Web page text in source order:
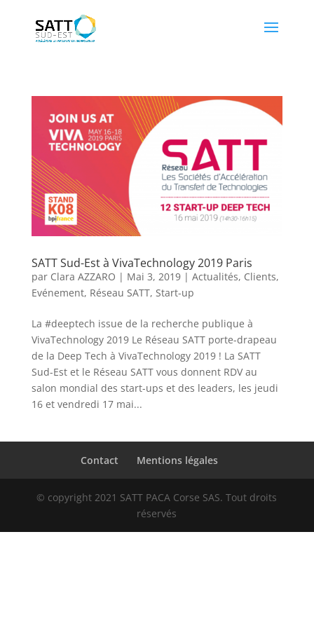
SATT Sud-Est à VivaTechnology 2019 Paris
par Clara AZZARO | Mai 3, 2019| Actualités, Clients,
Evénement, Réseau SATT, Start-up
La #deeptech issue de la recherche publique à
VivaTechnology 2019 Le Réseau SATT porte-drapeau
de la Deep Tech à VivaTechnology 2019 ! La SATT
Sud-Est et le Réseau SATT vous donnent RDV au
salon mondial des start-ups et des leaders, les jeudi
16 et vendredi 17 mai...
Contact Mentions légales
© copyright 2021 SATT PACA Corse SAS. Tout droits
réservés